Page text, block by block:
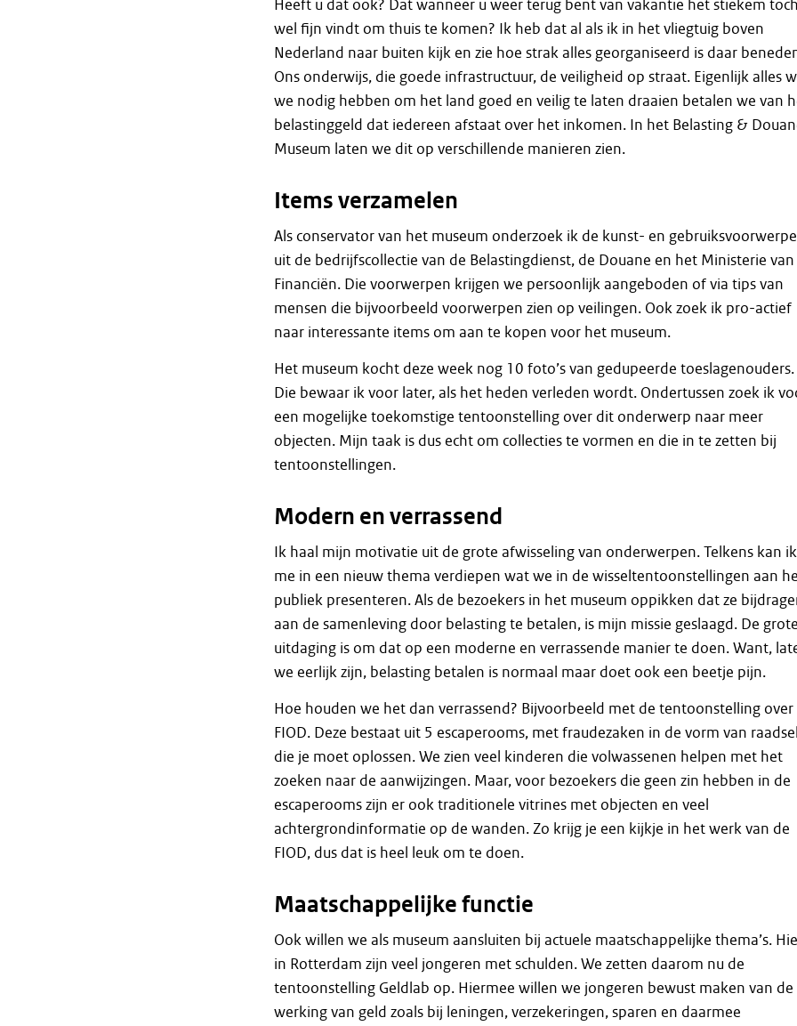
Heeft u dat ook? Dat wanneer u weer terug bent van vakantie het stiekem toch
wel fijn vindt om thuis te komen? Ik heb dat al als ik in het vliegtuig boven
Nederland naar buiten kijk en zie hoe strak alles georganiseerd is daar
Ons onderwijs, die goede infrastructuur, de veiligheid op straat. Eigenlijk alles
we nodig hebben om het land goed en veilig te laten draaien betalen we van
belastinggeld dat iedereen afstaat over het inkomen. In het Belasting &
Museum laten we dit op verschillende manieren zien.
Items verzamelen
Als conservator van het museum onderzoek ik de kunst- en
uit de bedrijfscollectie van de Belastingdienst, de Douane en het Ministerie van
Financiën. Die voorwerpen krijgen we persoonlijk aangeboden of via tips van
mensen die bijvoorbeeld voorwerpen zien op veilingen. Ook zoek ik pro-actief
naar interessante items om aan te kopen voor het museum.
Het museum kocht deze week nog 10 foto’s van gedupeerde toeslagenouders.
Die bewaar ik voor later, als het heden verleden wordt. Ondertussen zoek ik
een mogelijke toekomstige tentoonstelling over dit onderwerp naar meer
objecten. Mijn taak is dus echt om collecties te vormen en die in te zetten bij
tentoonstellingen.
Modern en verrassend
Ik haal mijn motivatie uit de grote afwisseling van onderwerpen. Telkens kan ik
me in een nieuw thema verdiepen wat we in de wisseltentoonstellingen aan
publiek presenteren. Als de bezoekers in het museum oppikken dat ze
aan de samenleving door belasting te betalen, is mijn missie geslaagd. De grote
uitdaging is om dat op een moderne en verrassende manier te doen. Want,
we eerlijk zijn, belasting betalen is normaal maar doet ook een beetje pijn.
Hoe houden we het dan verrassend? Bijvoorbeeld met de tentoonstelling over
FIOD. Deze bestaat uit 5 escaperooms, met fraudezaken in de vorm van
die je moet oplossen. We zien veel kinderen die volwassenen helpen met het
zoeken naar de aanwijzingen. Maar, voor bezoekers die geen zin hebben in de
escaperooms zijn er ook traditionele vitrines met objecten en veel
achtergrondinformatie op de wanden. Zo krijg je een kijkje in het werk van de
FIOD, dus dat is heel leuk om te doen.
Maatschappelijke functie
Ook willen we als museum aansluiten bij actuele maatschappelijke thema’s.
in Rotterdam zijn veel jongeren met schulden. We zetten daarom nu de
tentoonstelling Geldlab op. Hiermee willen we jongeren bewust maken van de
werking van geld zoals bij leningen, verzekeringen, sparen en daarmee